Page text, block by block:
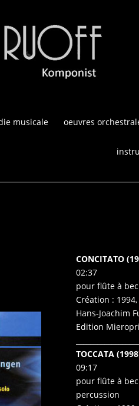
musicale oeuvres
CONCITATO
02:37
pour flûte à
Création :
Hans-Joachim
Edition
TOCCATA
09:17
pour flûte à
percussion